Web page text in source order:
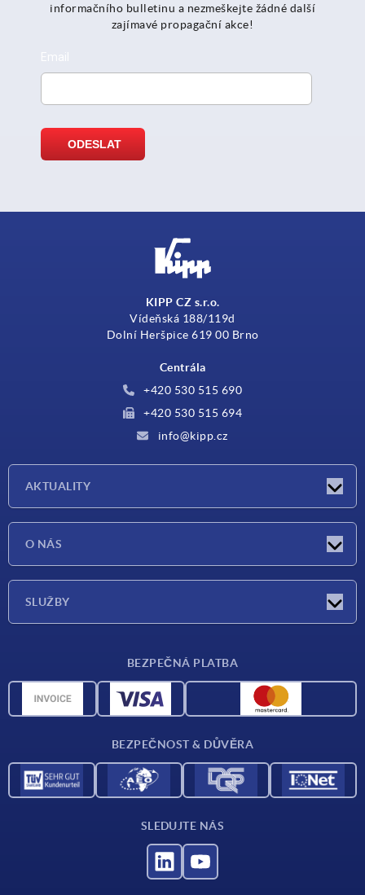
informačního bulletinu a nezmeškejte žádné další
zajímavé propagační akce!
KIPP CZ s.r.o.
Vídeňská 188/119d
Dolní Heršpice 619 00 Brno
Centrála
+420 530 515 690
+420 530 515 694
info@kipp.cz
AKTUALITY
O NÁS
SLUŽBY
CAD data
BEZPEČNÁ PLATBA
BEZPEČNOST & DŮVĚRA
SLEDUJTE NÁS